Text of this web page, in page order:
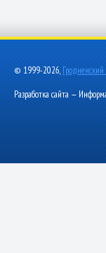
© 1999-2026,
Разработка сайта —